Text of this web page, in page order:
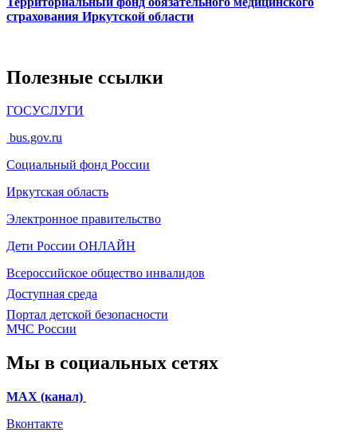
страхования Иркутской области
Полезные ссылки
ГОСУСЛУГИ
bus.gov.ru
Социальный фонд России
Иркутская область
Электронное правительство
Дети России ОНЛАЙН
Всероссийское общество инвалидов
Доступная среда
Портал детской безопасности
МЧС России
Мы в социальных сетях
МАХ (канал)
Вконтакте